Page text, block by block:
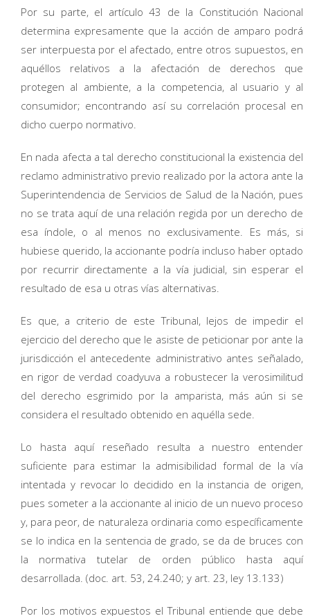
Por su parte, el artículo 43 de la Constitución Nacional
determina expresamente que la acción de amparo podrá
ser interpuesta por el afectado, entre otros supuestos, en
aquéllos relativos a la afectación de derechos que
protegen al ambiente, a la competencia, al usuario y al
consumidor; encontrando así su correlación procesal en
dicho cuerpo normativo.
En nada afecta a tal derecho constitucional la existencia del
reclamo administrativo previo realizado por la actora ante la
Superintendencia de Servicios de Salud de la Nación, pues
no se trata aquí de una relación regida por un derecho de
esa índole, o al menos no exclusivamente. Es más, si
hubiese querido, la accionante podría incluso haber optado
por recurrir directamente a la vía judicial, sin esperar el
resultado de esa u otras vías alternativas.
Es que, a criterio de este Tribunal, lejos de impedir el
ejercicio del derecho que le asiste de peticionar por ante la
jurisdicción el antecedente administrativo antes señalado,
en rigor de verdad coadyuva a robustecer la verosimilitud
del derecho esgrimido por la amparista, más aún si se
considera el resultado obtenido en aquélla sede.
Lo hasta aquí reseñado resulta a nuestro entender
suficiente para estimar la admisibilidad formal de la vía
intentada y revocar lo decidido en la instancia de origen,
pues someter a la accionante al inicio de un nuevo proceso
y, para peor, de naturaleza ordinaria como específicamente
se lo indica en la sentencia de grado, se da de bruces con
la normativa tutelar de orden público hasta aquí
desarrollada. (doc. art. 53, 24.240; y art. 23, ley 13.133)
Por los motivos expuestos el Tribunal entiende que debe